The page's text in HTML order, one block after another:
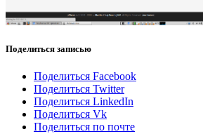
Поделиться записью
Поделиться Facebook
Поделиться Twitter
Поделиться LinkedIn
Поделиться Vk
Поделиться по почте